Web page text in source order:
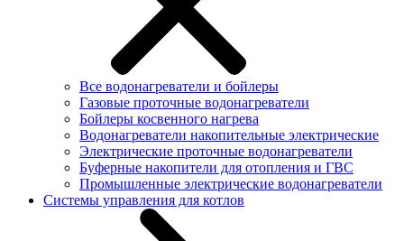
Все водонагреватели и бойлеры
Газовые проточные водонагреватели
Бойлеры косвенного нагрева
Водонагреватели накопительные электрические
Электрические проточные водонагреватели
Буферные накопители для отопления и ГВС
Промышленные электрические водонагреватели
Системы управления для котлов